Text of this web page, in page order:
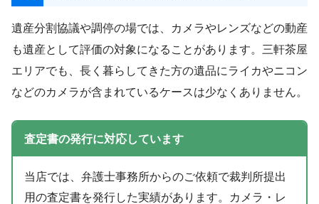
遺産分割協議や調停の場では、カメラやレンズなどの動産
も遺産として評価の対象になることがあります。三軒茶屋
エリアでも、長く暮らしてきた方の遺品にライカやニコン
などのカメラが含まれているケースは少なくありません。
査定書の発行に対応しています
当店では、弁護士事務所からのご依頼で裁判所提出
用の査定書を発行した実績があります。カメラ・レ